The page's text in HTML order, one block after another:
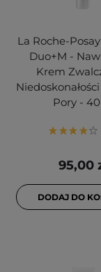
La Roche-
Duo+M -
Krem
Pory -
95,00
DODAJ DO